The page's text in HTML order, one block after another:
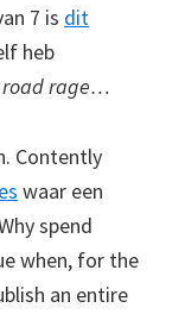
7 is dit
heb
road rage…
Contently
waar een
spend
when, for the
an entire